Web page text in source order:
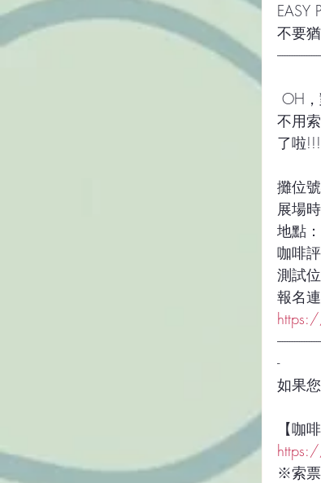
EASY
不要
OH
不用
了啦
攤位
展場
地點
咖啡
測試
報名
-
如果
【咖
※索